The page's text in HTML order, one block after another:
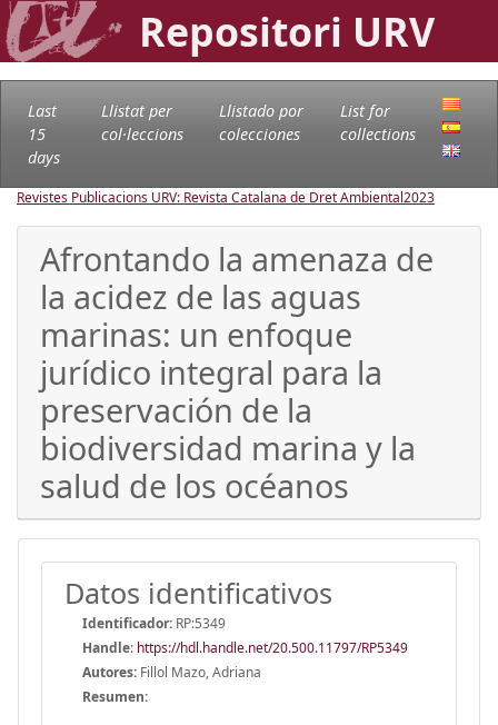
Repositori URV
Last
15
days
Llistat per
col·leccions
Llistado por
colecciones
List for
collections
Revistes Publicacions URV: Revista Catalana de Dret Ambiental2023
Afrontando la amenaza de
la acidez de las aguas
marinas: un enfoque
jurídico integral para la
preservación de la
biodiversidad marina y la
salud de los océanos
Datos identificativos
Identificador: RP:5349
Handle: https://hdl.handle.net/20.500.11797/RP5349
Autores: Fillol Mazo, Adriana
Resumen: